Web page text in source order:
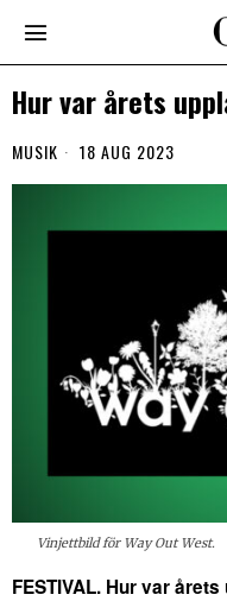
Hur var årets
MUSIK 18 AUG 2023
Vinjettbild för Way Out West.
FESTIVAL. Hur var